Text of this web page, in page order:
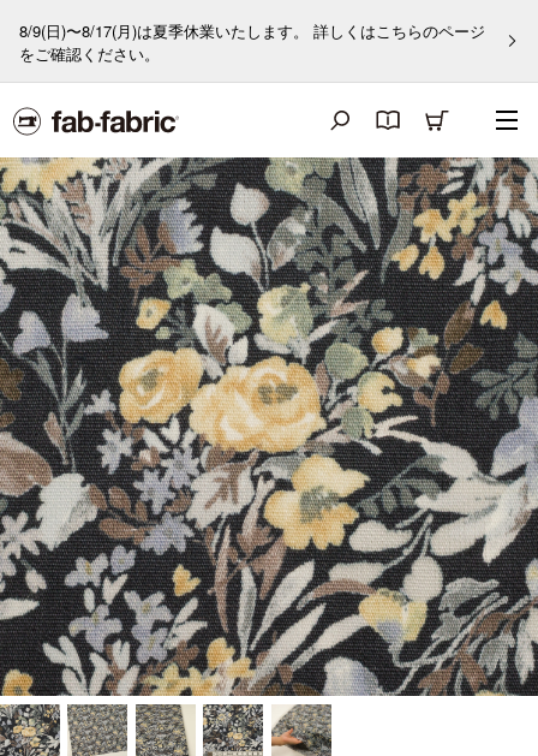
8/9(日)〜8/17(月)は夏季休業いたします。 詳しくはこちらのページ
をご確認ください。